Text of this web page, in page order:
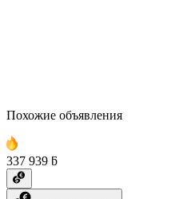
Похожие объявления
337 939 ƃ